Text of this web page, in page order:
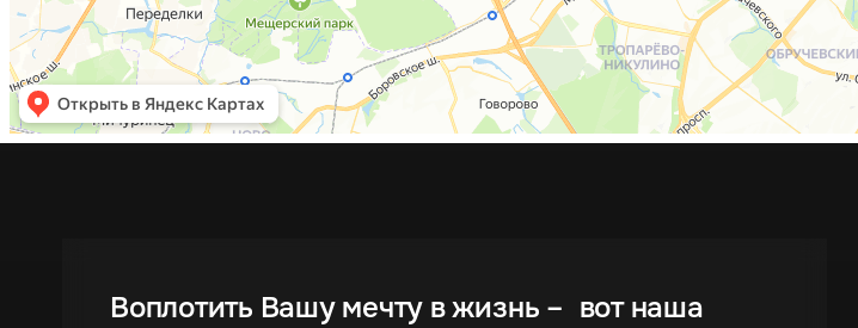
Воплотить Вашу мечту в жизнь – вот наша